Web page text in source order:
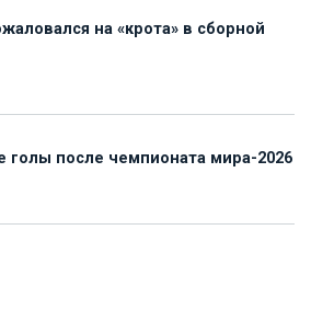
на «крота» в сборной
голы после чемпионата мира-2026